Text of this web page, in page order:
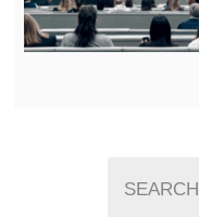
SEARCH